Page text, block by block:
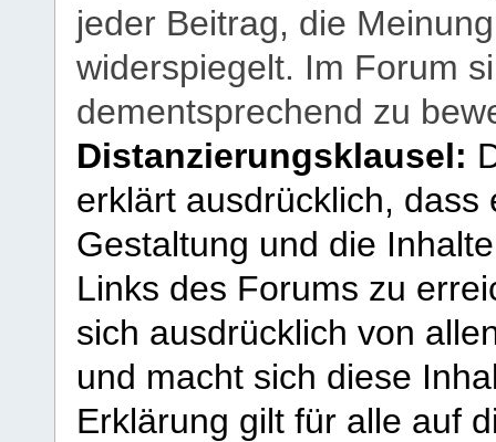
jeder Beitrag, die
widerspiegelt. Im Forum
dementsprechend zu
Distanzierungsklausel:
erklärt ausdrücklich,
Gestaltung und die
Links des Forums zu
sich ausdrücklich von
und macht sich diese
Erklärung gilt für alle auf